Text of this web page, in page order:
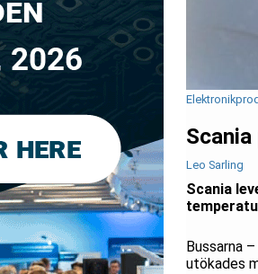
Leo Sarling
Scania
Bussarna
utökades